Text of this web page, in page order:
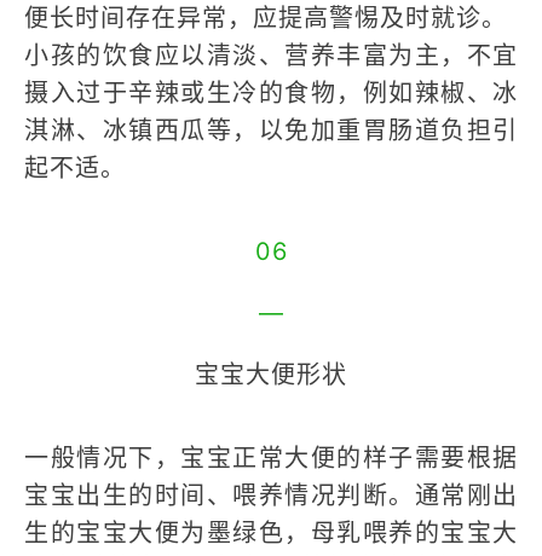
便长时间存在异常，应提高警惕及时就诊。
小孩的饮食应以清淡、营养丰富为主，不宜
摄入过于辛辣或生冷的食物，例如辣椒、冰
淇淋、冰镇西瓜等，以免加重胃肠道负担引
起不适。
06
—
宝宝大便形状
一般情况下，宝宝正常大便的样子需要根据
宝宝出生的时间、喂养情况判断。通常刚出
生的宝宝大便为墨绿色，母乳喂养的宝宝大